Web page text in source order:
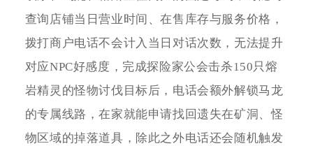
查询店铺当日营业时间、在售库存与服务价格，
拨打商户电话不会计入当日对话次数，无法提升
对应NPC好感度，完成探险家公会击杀150只熔
岩精灵的怪物讨伐目标后，电话会额外解锁马龙
的专属线路，在家就能申请找回遗失在矿洞、怪
物区域的掉落道具，除此之外电话还会随机触发